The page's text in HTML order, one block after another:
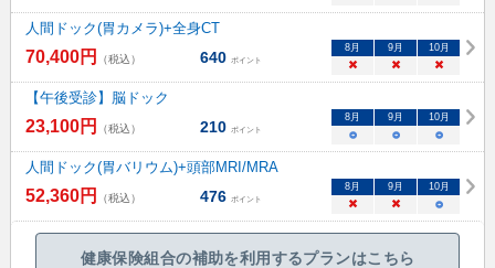
人間ドック(胃カメラ)+全身CT
70,400円 （税込） 640 ポイント
8 月 9 月 10月
× × ×
【午後受診】脳ドック
23,100円 （税込） 210 ポイント
8 月 9 月 10月
○ ○ ○
人間ドック(胃バリウム)+頭部MRI/MRA
52,360円 （税込） 476 ポイント
8 月 9 月 10月
× × ○
健康保険組合の補助を利用するプランはこちら